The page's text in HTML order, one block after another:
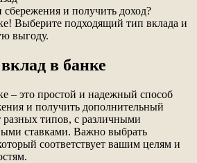
сбережения и получить доход?
Выберите подходящий тип вклада и
выгоду.
в банке
– это простой и надежный способ
и получить дополнительный
типов, с различными
ставками. Важно выбрать
соответствует вашим целям и